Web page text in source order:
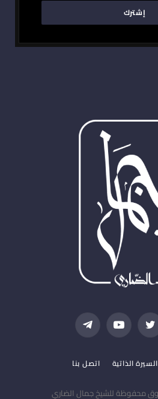
تويتر يوتيوب تيلقرام
السيرة الذاتية اتصل بنا